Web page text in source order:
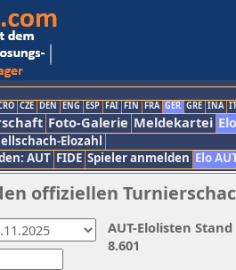
CZE DEN ENG ESP FAI FIN FRA GER GRE INA
Foto-Galerie Meldekartei
Elozahl
AUT FIDE Spieler anmelden Elo
offiziellen
AUT-Elolisten
8.601